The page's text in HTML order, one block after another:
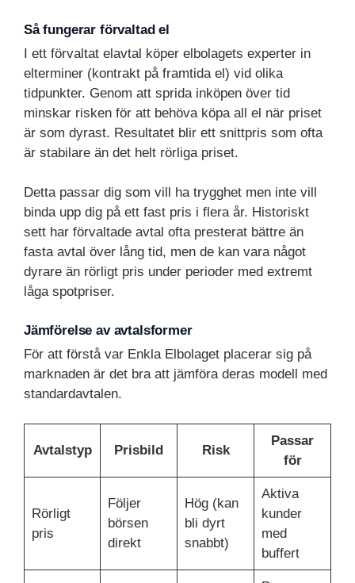
Så fungerar förvaltad el
I ett förvaltat elavtal köper elbolagets experter in
elterminer (kontrakt på framtida el) vid olika
tidpunkter. Genom att sprida inköpen över tid
minskar risken för att behöva köpa all el när priset
är som dyrast. Resultatet blir ett snittpris som ofta
är stabilare än det helt rörliga priset.
Detta passar dig som vill ha trygghet men inte vill
binda upp dig på ett fast pris i flera år. Historiskt
sett har förvaltade avtal ofta presterat bättre än
fasta avtal över lång tid, men de kan vara något
dyrare än rörligt pris under perioder med extremt
låga spotpriser.
Jämförelse av avtalsformer
För att förstå var Enkla Elbolaget placerar sig på
marknaden är det bra att jämföra deras modell med
standardavtalen.
Avtalstyp Prisbild Risk
Passar
för
Rörligt
pris
Följer
börsen
direkt
Hög (kan
bli dyrt
snabbt)
Aktiva
kunder
med
buffert